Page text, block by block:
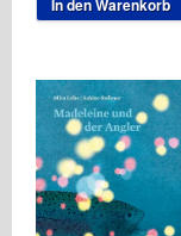
In den Warenkorb